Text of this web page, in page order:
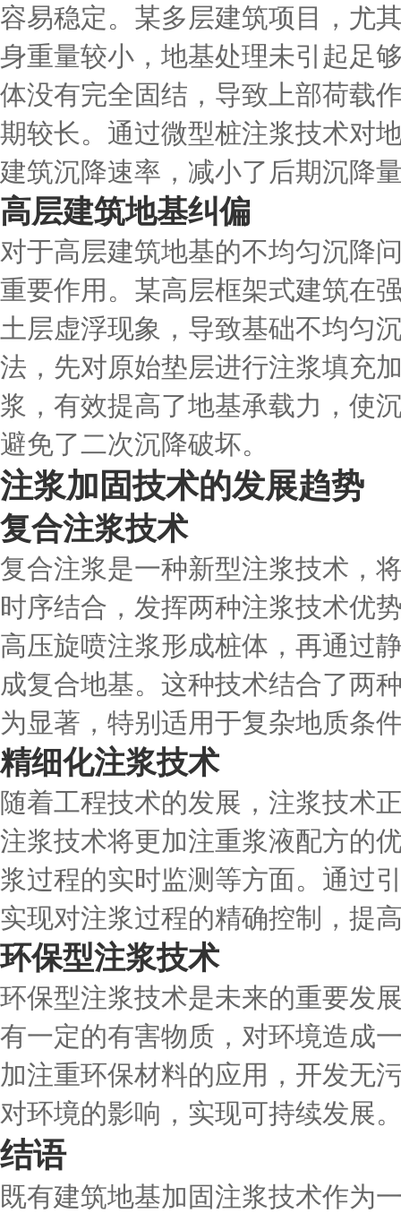
容易稳定。某多层建筑项目，尤
身重量较小，地基处理未引起足
体没有完全固结，导致上部荷载
期较长。通过微型桩注浆技术对
建筑沉降速率，减小了后期沉降
高层建筑地基纠偏
对于高层建筑地基的不均匀沉降
重要作用。某高层框架式建筑在
土层虚浮现象，导致基础不均匀
法，先对原始垫层进行注浆填充
浆，有效提高了地基承载力，使
避免了二次沉降破坏。
注浆加固技术的发展趋势
复合注浆技术
复合注浆是一种新型注浆技术，
时序结合，发挥两种注浆技术优
高压旋喷注浆形成桩体，再通过
成复合地基。这种技术结合了两
为显著，特别适用于复杂地质条
精细化注浆技术
随着工程技术的发展，注浆技术
注浆技术将更加注重浆液配方的
浆过程的实时监测等方面。通过
实现对注浆过程的精确控制，提
环保型注浆技术
环保型注浆技术是未来的重要发
有一定的有害物质，对环境造成
加注重环保材料的应用，开发无
对环境的影响，实现可持续发展
结语
既有建筑地基加固注浆技术作为